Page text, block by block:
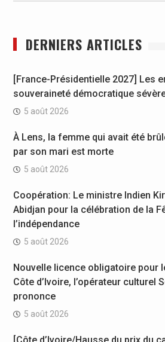
DERNIERS ARTICLES
[France-Présidentielle 2027] Les
souveraineté démocratique
5 août 2026
À Lens, la femme qui avait été
par son mari est morte
5 août 2026
Coopération: Le ministre Indien
Abidjan pour la célébration de la
l’indépendance
5 août 2026
Nouvelle licence obligatoire pour
Côte d’Ivoire, l’opérateur culturel
prononce
5 août 2026